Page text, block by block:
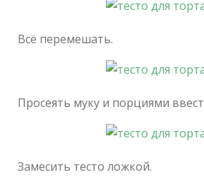
Всё перемешать.
Просеять муку и порциями
Замесить тесто ложкой.